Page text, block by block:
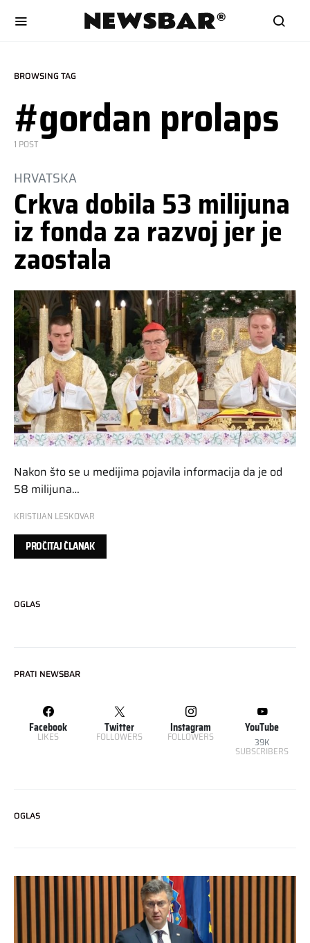
BROWSING TAG
#gordan prolaps
1 POST
HRVATSKA
Crkva dobila 53 milijuna
iz fonda za razvoj jer je
zaostala
Nakon što se u medijima pojavila informacija da je od
58 milijuna…
KRISTIJAN LESKOVAR
PROČITAJ ČLANAK
OGLAS
PRATI NEWSBAR
Facebook
LIKES
Twitter
FOLLOWERS
Instagram
FOLLOWERS
YouTube
39K
SUBSCRIBERS
OGLAS